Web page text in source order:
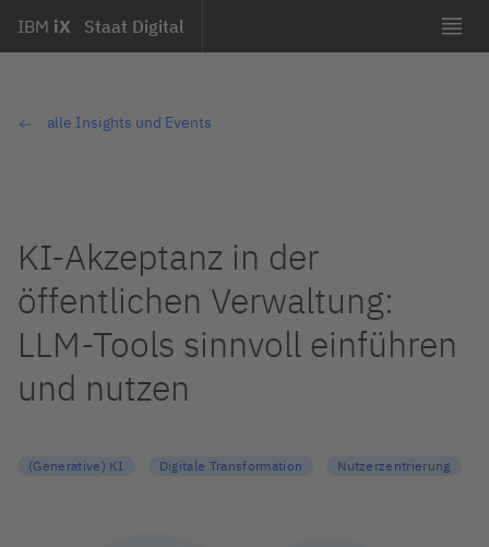
IBM iX Staat Digital
alle Insights und Events
KI-Akzeptanz in der
öffentlichen Verwaltung:
LLM-Tools sinnvoll einführen
und nutzen
(Generative) KI Digitale Transformation Nutzerzentrierung